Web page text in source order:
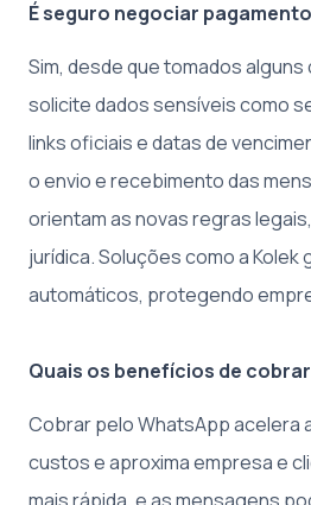
É seguro negociar
Sim, desde que tomados alguns
solicite dados sensíveis como
links oficiais e datas de
o envio e recebimento das
orientam as novas regras
jurídica. Soluções como a
automáticos, protegendo
Quais os benefícios de
Cobrar pelo WhatsApp acelera
custos e aproxima empresa e
mais rápida, e as mensagens